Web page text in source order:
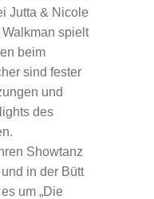
Jutta & Nicole
Walkman spielt
beim
sind fester
und
des
Showtanz
in der Bütt
um „Die